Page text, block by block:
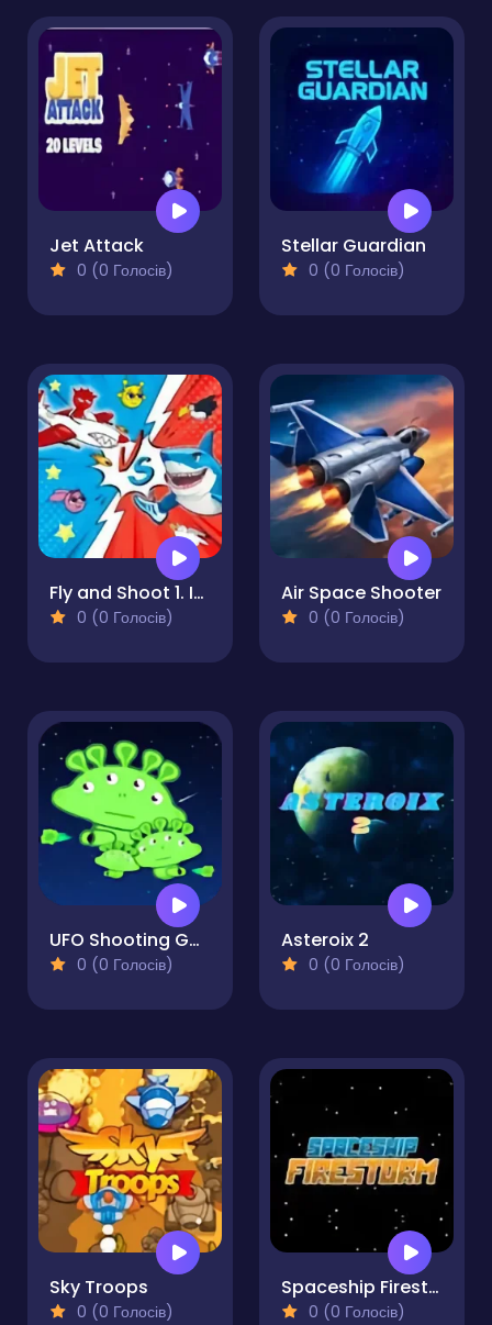
Jet Attack
0 (0 Голосів)
Stellar Guardian
0 (0 Голосів)
Fly and Shoot 1. Italian Bosses
0 (0 Голосів)
Air Space Shooter
0 (0 Голосів)
UFO Shooting Game
0 (0 Голосів)
Asteroix 2
0 (0 Голосів)
Sky Troops
0 (0 Голосів)
Spaceship Firestorm
0 (0 Голосів)